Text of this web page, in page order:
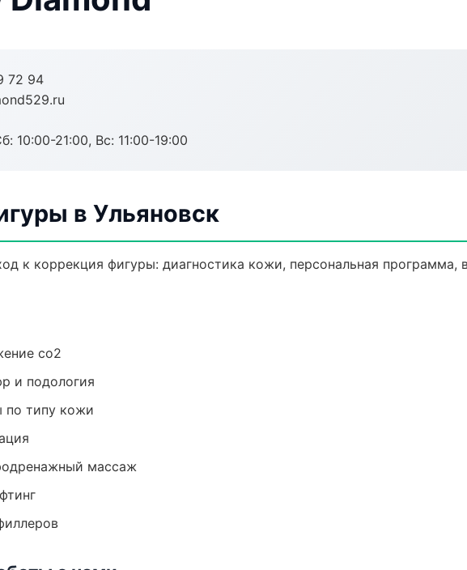
72 94
10:00-21:00, Вс: 11:00-19:00
в Ульяновск
к коррекция фигуры: диагностика кожи, персональная программа,
co2
и подология
по типу кожи
массаж